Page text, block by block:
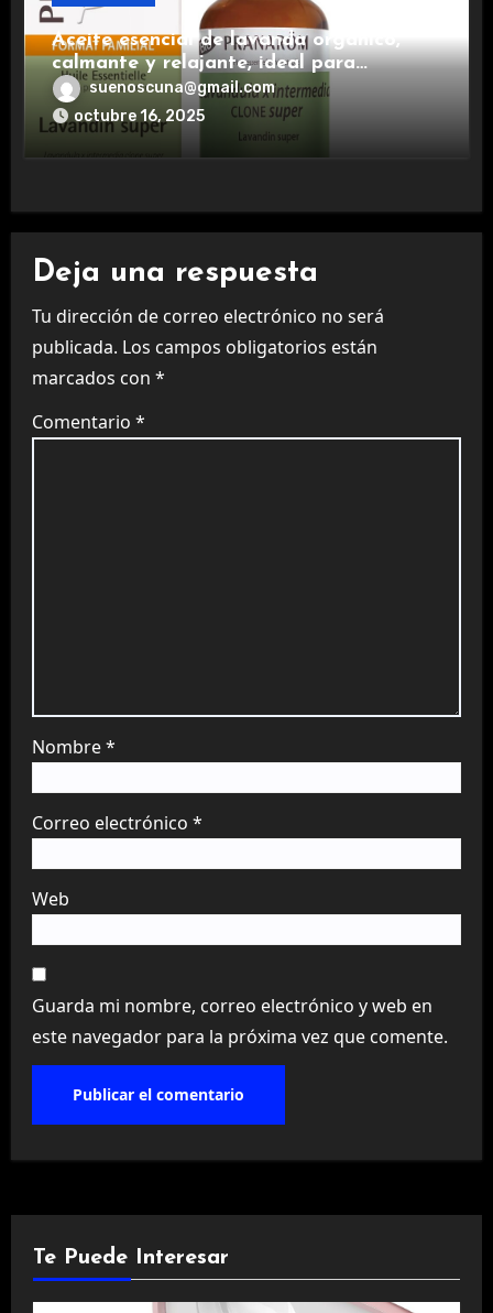
Aceite esencial de lavanda orgánico,
calmante y relajante, ideal para
aromaterapia.
suenoscuna@gmail.com
octubre 16, 2025
Deja una respuesta
Tu dirección de correo electrónico no será
publicada. Los campos obligatorios están
marcados con *
Comentario *
Nombre*
Correo electrónico *
Web
Guarda mi nombre, correo electrónico y web en
este navegador para la próxima vez que comente.
Te Puede Interesar